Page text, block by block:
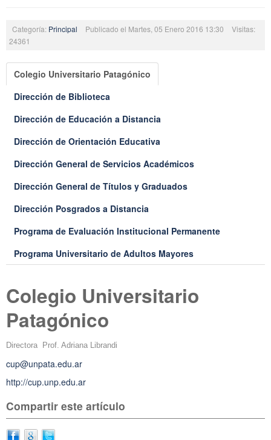
Categoría: Principal Publicado el Martes, 05 Enero 2016 13:30
Visitas:
24361
Colegio Universitario Patagónico
Dirección de Biblioteca
Dirección de Educación a Distancia
Dirección de Orientación Educativa
Dirección General de Servicios Académicos
Dirección General de Títulos y Graduados
Dirección Posgrados a Distancia
Programa de Evaluación Institucional Permanente
Programa Universitario de Adultos Mayores
Colegio Universitario
Patagónico
Directora Prof. Adriana Librandi
cup@unpata.edu.ar
http://cup.unp.edu.ar
Compartir este artículo